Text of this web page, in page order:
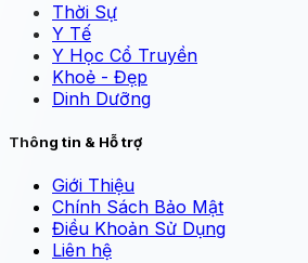
Thời Sự
Y Tế
Y Học Cổ Truyền
Khoẻ - Đẹp
Dinh Dưỡng
Thông tin & Hỗ trợ
Giới Thiệu
Chính Sách Bảo Mật
Điều Khoản Sử Dụng
Liên hệ